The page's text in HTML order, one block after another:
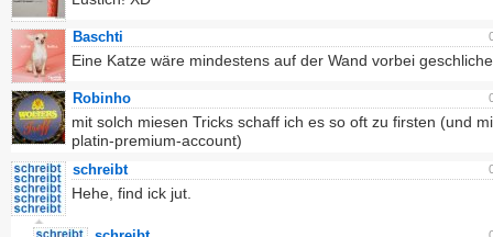
Baschti
Eine Katze wäre mindestens auf der Wand vorbei
Robinho
mit solch miesen Tricks schaff ich es so oft zu firsten (und
platin-premium-account)
schreibt
Hehe, find ick jut.